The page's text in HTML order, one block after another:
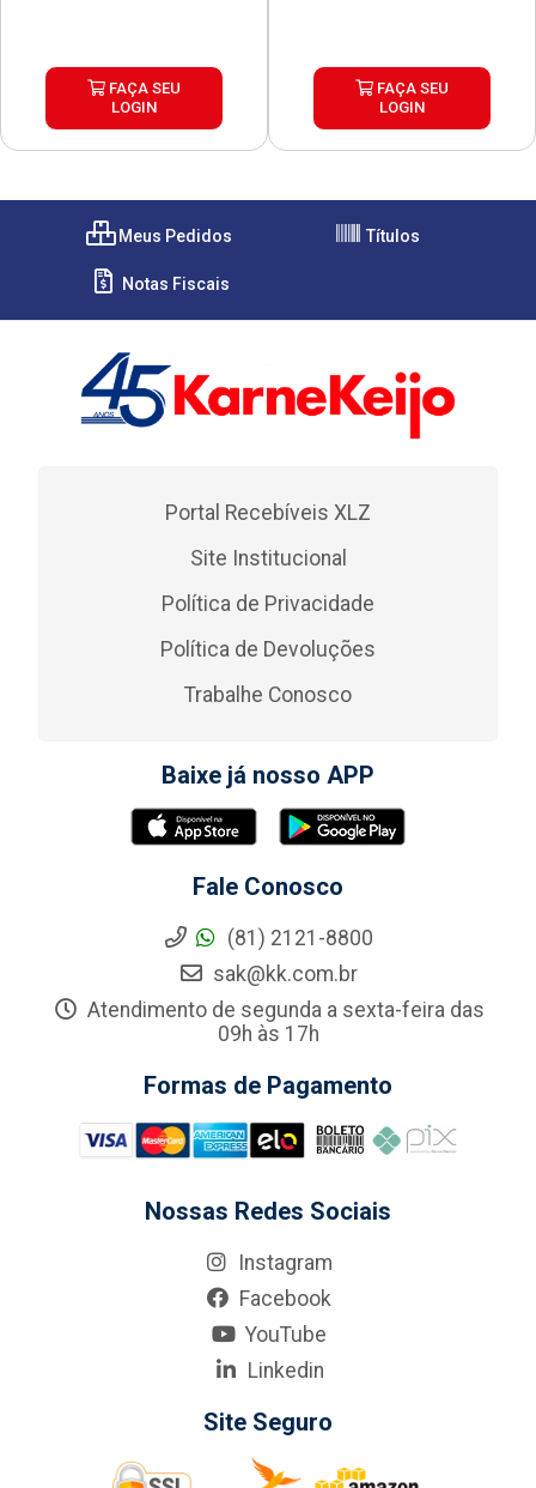
FAÇA SEU
LOGIN
FAÇA SEU
LOGIN
Meus Pedidos Títulos
Notas Fiscais
Portal Recebíveis XLZ
Site Institucional
Política de Privacidade
Política de Devoluções
Trabalhe Conosco
Baixe já nosso APP
Fale Conosco
(81) 2121-8800
sak@kk.com.br
Atendimento de segunda a sexta-feira das
09h às 17h
Formas de Pagamento
Nossas Redes Sociais
Instagram
Facebook
YouTube
Linkedin
Site Seguro